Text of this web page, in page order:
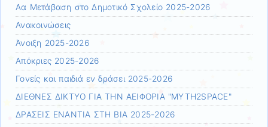
Αα Μετάβαση στο Δημοτικό Σχολείο 2025-2026
Ανακοινώσεις
Άνοιξη 2025-2026
Απόκριες 2025-2026
Γονείς και παιδιά εν δράσει 2025-2026
ΔΙΕΘΝΕΣ ΔΙΚΤΥΟ ΓΙΑ ΤΗΝ ΑΕΙΦΟΡΙΑ "MYTH2SPACE"
ΔΡΑΣΕΙΣ ΕΝΑΝΤΙΑ ΣΤΗ ΒΙΑ 2025-2026